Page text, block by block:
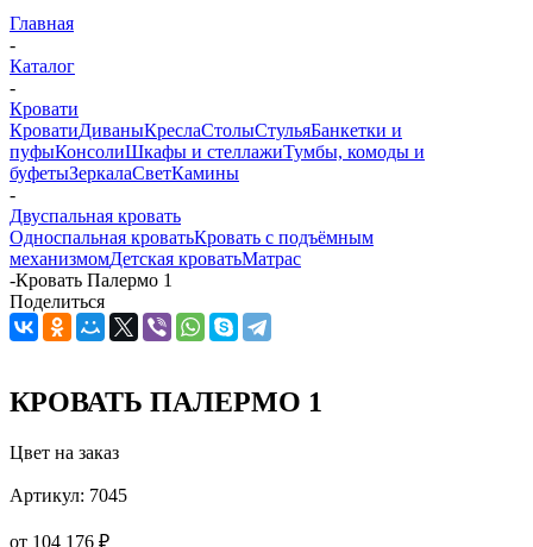
Главная
-
Каталог
-
Кровати
КроватиДиваныКреслаСтолыСтульяБанкетки и
пуфыКонсолиШкафы и стеллажиТумбы, комоды и
буфетыЗеркалаСветКамины
-
Двуспальная кровать
Односпальная кроватьКровать с подъёмным
механизмомДетская кроватьМатрас
-Кровать Палермо 1
Поделиться
КРОВАТЬ ПАЛЕРМО 1
Цвет на заказ
Артикул: 7045
от 104 176 ₽